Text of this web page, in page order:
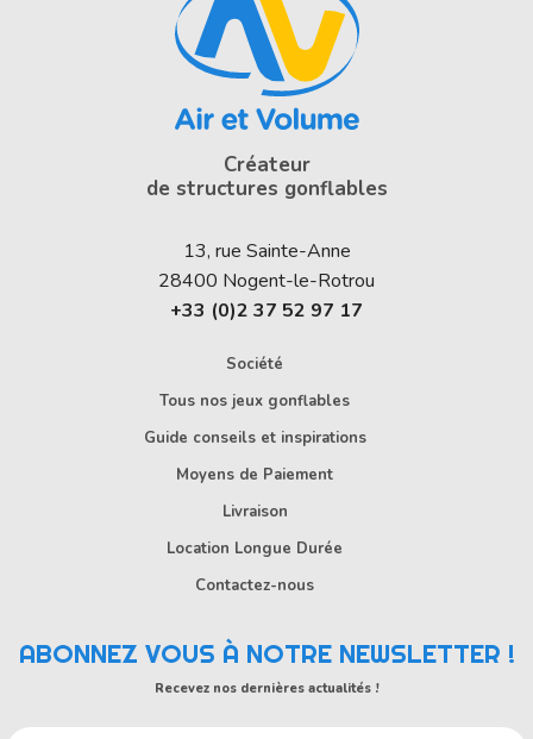
Créateur
de structures gonflables
13, rue Sainte-Anne
28400 Nogent-le-Rotrou
+33 (0)2 37 52 97 17
Société
Tous nos jeux gonflables
Guide conseils et inspirations
Moyens de Paiement
Livraison
Location Longue Durée
Contactez-nous
ABONNEZ VOUS À NOTRE NEWSLETTER !
Recevez nos dernières actualités !